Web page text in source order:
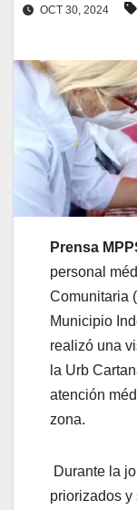
OCT 30, 2024
Prensa
personal
Comunitaria
Municipio
realizó una
la Urb
atención
zona.
Durante la
priorizados y